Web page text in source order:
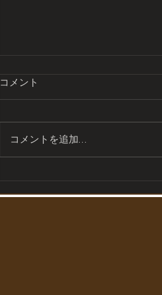
年末年始の休業予定
年末年始は12/29~1/3までお休み
コメント
コメントを追加…